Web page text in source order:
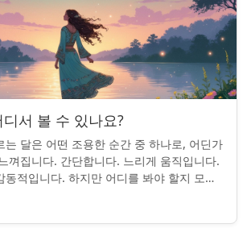
서 볼 수 있나요?
는 달은 어떤 조용한 순간 중 하나로, 어딘가
껴집니다. 간단합니다. 느리게 움직입니다.
동적입니다. 하지만 어디를 봐야 할지 모르
있습니...